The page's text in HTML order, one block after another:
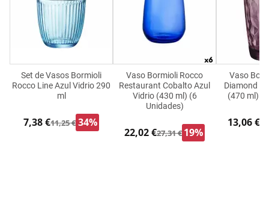
Set de Vasos Bormioli
Rocco Line Azul Vidrio 290
ml
7,38 €11,25 € 34%
Vaso Bormioli Rocco
Restaurant Cobalto Azul
Vidrio (430 ml) (6
Unidades)
22,02 €27,31 € 19%
Vaso
Diamond
(470 ml)
13,06 €